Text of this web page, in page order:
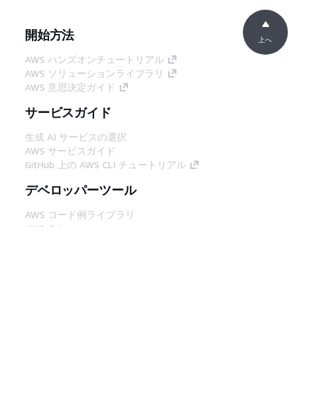
開始方法
AWS ハンズオンチュートリアル
AWS ソリューションライブラリ
AWS 意思決定ガイド
サービスガイド
生成 AI サービスの選択
AWS サービスガイド
GitHub 上の AWS CLI チュートリアル
デベロッパーツール
AWS コード例ライブラリ
AWS CLI
上へ